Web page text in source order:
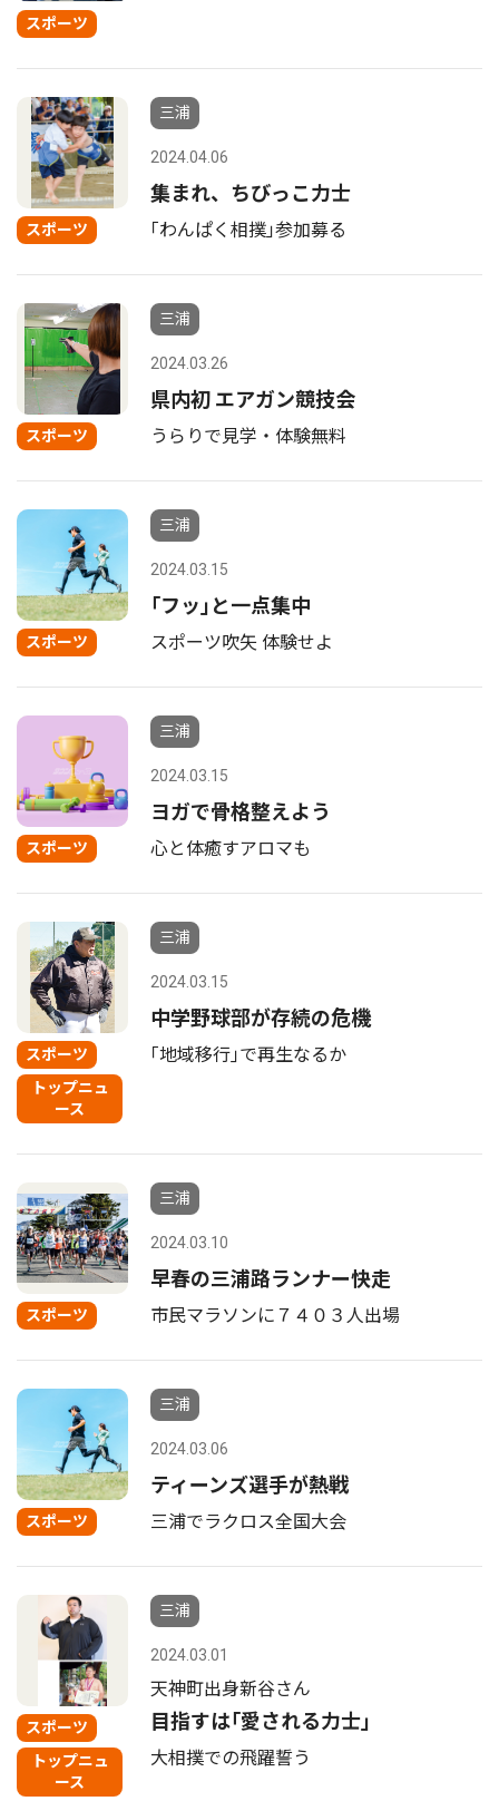
スポーツ
スポーツ
三浦
2024.04.06
集まれ、ちびっこ力士
｢わんぱく相撲｣参加募る
スポーツ
三浦
2024.03.26
県内初 エアガン競技会
うらりで見学・体験無料
スポーツ
三浦
2024.03.15
｢フッ｣と一点集中
スポーツ吹矢 体験せよ
スポーツ
三浦
2024.03.15
ヨガで骨格整えよう
心と体癒すアロマも
スポーツ
トップニュ
ース
三浦
2024.03.15
中学野球部が存続の危機
｢地域移行｣で再生なるか
スポーツ
三浦
2024.03.10
早春の三浦路ランナー快走
市民マラソンに７４０３人出場
スポーツ
三浦
2024.03.06
ティーンズ選手が熱戦
三浦でラクロス全国大会
スポーツ
トップニュ
ース
三浦
2024.03.01
天神町出身新谷さん
目指すは｢愛される力士｣
大相撲での飛躍誓う